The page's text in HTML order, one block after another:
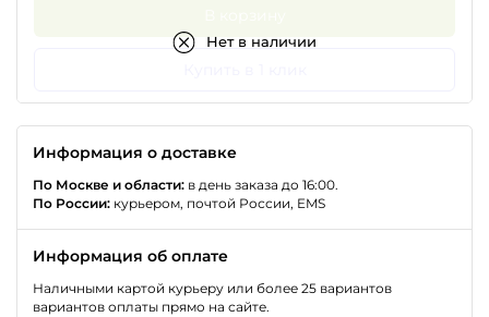
Нет в наличии
Информация о доставке
По Москве и области: в день заказа до 16:00.
По России: курьером, почтой России, EMS
Информация об оплате
Наличными картой курьеру или более 25 вариантов
вариантов оплаты прямо на сайте.